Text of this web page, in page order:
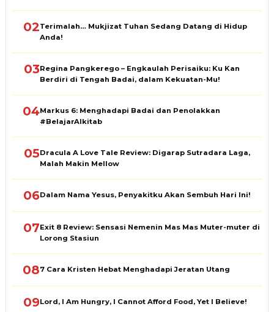
02Terimalah… Mukjizat Tuhan Sedang Datang di Hidup
Anda!
03Regina Pangkerego – Engkaulah Perisaiku: Ku Kan
Berdiri di Tengah Badai, dalam Kekuatan-Mu!
04Markus 6: Menghadapi Badai dan Penolakkan
#BelajarAlkitab
05Dracula A Love Tale Review: Digarap Sutradara Laga,
Malah Makin Mellow
06Dalam Nama Yesus, Penyakitku Akan Sembuh Hari Ini!
07Exit 8 Review: Sensasi Nemenin Mas Mas Muter-muter di
Lorong Stasiun
087 Cara Kristen Hebat Menghadapi Jeratan Utang
09Lord, I Am Hungry, I Cannot Afford Food, Yet I Believe!